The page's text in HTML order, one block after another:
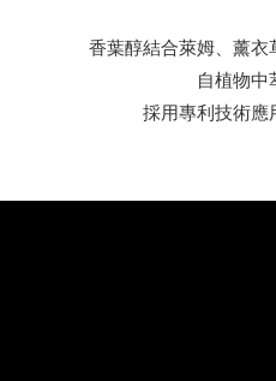
香葉醇結合萊姆、薰
自植物中
採用專利技術應